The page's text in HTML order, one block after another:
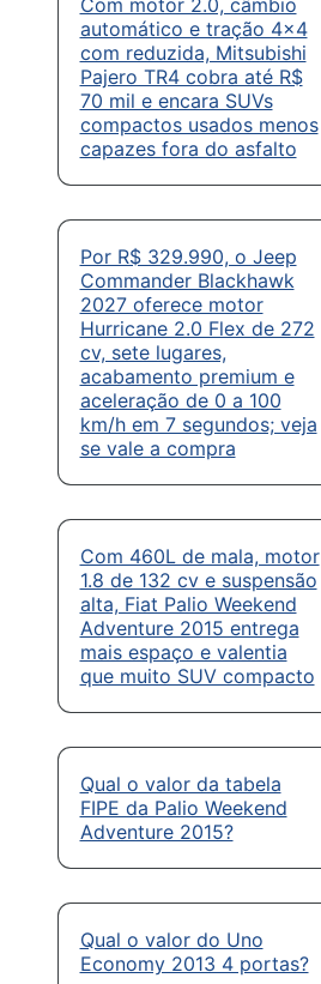
automático e tração 4×4
com reduzida, Mitsubishi
Pajero TR4 cobra até R$
70 mil e encara SUVs
compactos usados menos
capazes fora do asfalto
Por R$ 329.990, o Jeep
Commander Blackhawk
2027 oferece motor
Hurricane 2.0 Flex de 272
cv, sete lugares,
acabamento premium e
aceleração de 0 a 100
km/h em 7 segundos; veja
se vale a compra
Com 460L de mala, motor
1.8 de 132 cv e suspensão
alta, Fiat Palio Weekend
Adventure 2015 entrega
mais espaço e valentia
que muito SUV compacto
Qual o valor da tabela
FIPE da Palio Weekend
Adventure 2015?
Qual o valor do Uno
Economy 2013 4 portas?